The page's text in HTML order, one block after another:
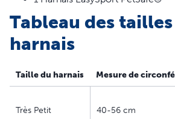
Tableau des
harnais
Taille du harnais Mesure de
Très Petit 40-56 cm